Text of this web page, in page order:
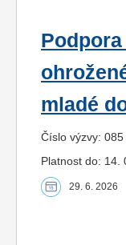
mladé
Číslo výzvy: 085
Platnost do: 14.
29. 6. 2026